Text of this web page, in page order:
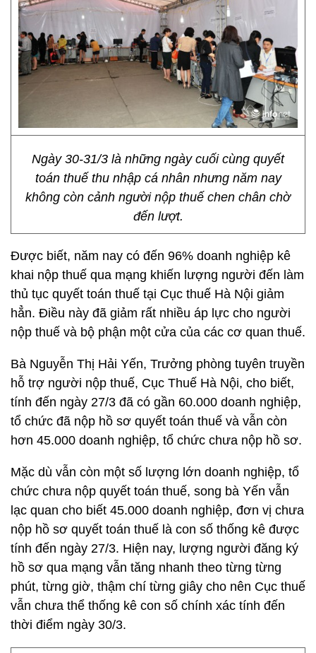
Ngày 30-31/3 là những ngày cuối cùng quyết
toán thuế thu nhập cá nhân nhưng năm nay
không còn cảnh người nộp thuế chen chân chờ
đến lượt.
Được biết, năm nay có đến 96% doanh nghiệp kê
khai nộp thuế qua mạng khiến lượng người đến làm
thủ tục quyết toán thuế tại Cục thuế Hà Nội giảm
hẳn. Điều này đã giảm rất nhiều áp lực cho người
nộp thuế và bộ phận một cửa của các cơ quan thuế.
Bà Nguyễn Thị Hải Yến, Trưởng phòng tuyên truyền
hỗ trợ người nộp thuế, Cục Thuế Hà Nội, cho biết,
tính đến ngày 27/3 đã có gần 60.000 doanh nghiệp,
tổ chức đã nộp hồ sơ quyết toán thuế và vẫn còn
hơn 45.000 doanh nghiệp, tổ chức chưa nộp hồ sơ.
Mặc dù vẫn còn một số lượng lớn doanh nghiệp, tổ
chức chưa nộp quyết toán thuế, song bà Yến vẫn
lạc quan cho biết 45.000 doanh nghiệp, đơn vị chưa
nộp hồ sơ quyết toán thuế là con số thống kê được
tính đến ngày 27/3. Hiện nay, lượng người đăng ký
hồ sơ qua mạng vẫn tăng nhanh theo từng từng
phút, từng giờ, thậm chí từng giây cho nên Cục thuế
vẫn chưa thể thống kê con số chính xác tính đến
thời điểm ngày 30/3.